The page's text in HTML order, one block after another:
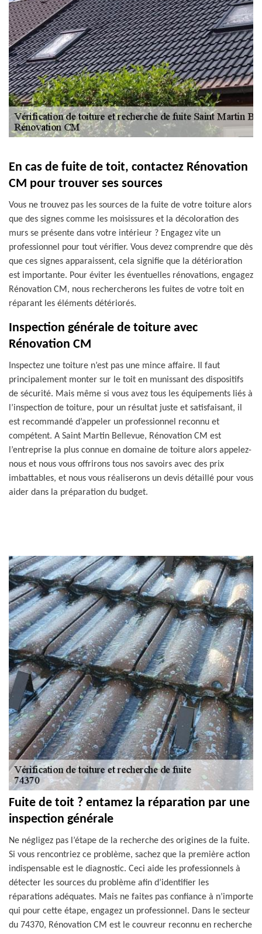
En cas de fuite de toit, contactez Rénovation
CM pour trouver ses sources
Vous ne trouvez pas les sources de la fuite de votre toiture alors
que des signes comme les moisissures et la décoloration des
murs se présente dans votre intérieur ? Engagez vite un
professionnel pour tout vérifier. Vous devez comprendre que dès
que ces signes apparaissent, cela signifie que la détérioration
est importante. Pour éviter les éventuelles rénovations, engagez
Rénovation CM, nous rechercherons les fuites de votre toit en
réparant les éléments détériorés.
Inspection générale de toiture avec
Rénovation CM
Inspectez une toiture n’est pas une mince affaire. Il faut
principalement monter sur le toit en munissant des dispositifs
de sécurité. Mais même si vous avez tous les équipements liés à
l’inspection de toiture, pour un résultat juste et satisfaisant, il
est recommandé d’appeler un professionnel reconnu et
compétent. A Saint Martin Bellevue, Rénovation CM est
l’entreprise la plus connue en domaine de toiture alors appelez-
nous et nous vous offrirons tous nos savoirs avec des prix
imbattables, et nous vous réaliserons un devis détaillé pour vous
aider dans la préparation du budget.
Fuite de toit ? entamez la réparation par une
inspection générale
Ne négligez pas l’étape de la recherche des origines de la fuite.
Si vous rencontriez ce problème, sachez que la première action
indispensable est le diagnostic. Ceci aide les professionnels à
détecter les sources du problème afin d’identifier les
réparations adéquates. Mais ne faites pas confiance à n’importe
qui pour cette étape, engagez un professionnel. Dans le secteur
du 74370, Rénovation CM est le couvreur reconnu en recherche